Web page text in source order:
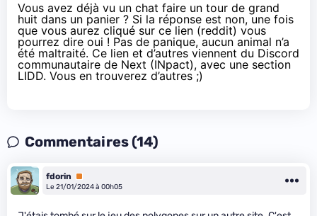
Vous avez déjà vu un chat faire un tour de grand
huit dans un panier ? Si la réponse est non, une fois
que vous aurez cliqué sur ce lien (reddit) vous
pourrez dire oui ! Pas de panique, aucun animal n’a
été maltraité. Ce lien et d’autres viennent du Discord
communautaire de Next (INpact), avec une section
LIDD. Vous en trouverez d’autres ;)
Commentaires (14)
fdorin
Premium
Le 21/01/2024 à 00h05